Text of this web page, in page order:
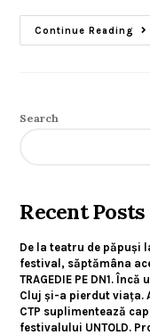
Continue Reading
Search
Recent Posts
De la teatru de păpuși
festival, săptămâna
TRAGEDIE PE DN1.
Cluj și-a pierdut
CTP suplimentează
festivalului UNTOLD.